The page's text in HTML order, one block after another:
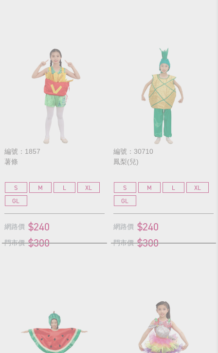
編號：1857
薯條
S M L
XL
GL
網路價 $240
門市價 $300
編號：30710
鳳梨(兒)
S M L
XL
GL
網路價 $240
門市價 $300